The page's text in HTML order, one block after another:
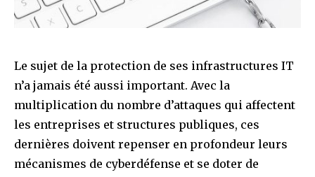
Le sujet de la protection de ses infrastructures IT
n’a jamais été aussi important. Avec la
multiplication du nombre d’attaques qui affectent
les entreprises et structures publiques, ces
dernières doivent repenser en profondeur leurs
mécanismes de cyberdéfense et se doter de